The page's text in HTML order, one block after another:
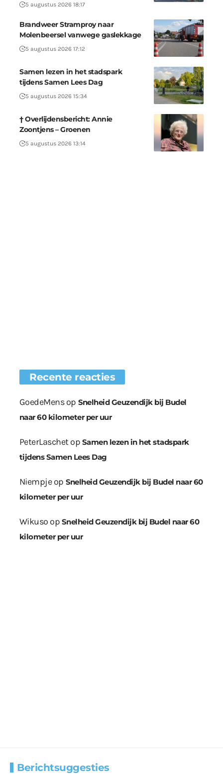
5 augustus 2026 18:17
Brandweer Stramproy naar
Molenbeersel vanwege gaslekkage
5 augustus 2026 17:12
Samen lezen in het stadspark
tijdens Samen Lees Dag
5 augustus 2026 15:34
† Overlijdensbericht: Annie
Zoontjens – Groenen
5 augustus 2026 13:14
Recente reacties
GoedeMensop Snelheid Geuzendijk bij Budel
naar 60 kilometer per uur
PeterLaschetop Samen lezen in het stadspark
tijdens Samen Lees Dag
Niempjeop Snelheid Geuzendijk bij Budel naar 60
kilometer per uur
Wikuso op Snelheid Geuzendijk bij Budel naar 60
kilometer per uur
Berichtsuggesties